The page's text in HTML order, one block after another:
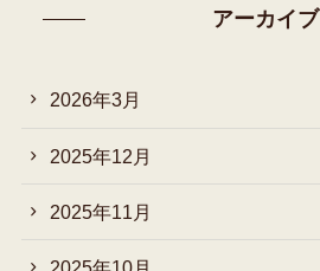
アーカイブ
2026年3月
2025年12月
2025年11月